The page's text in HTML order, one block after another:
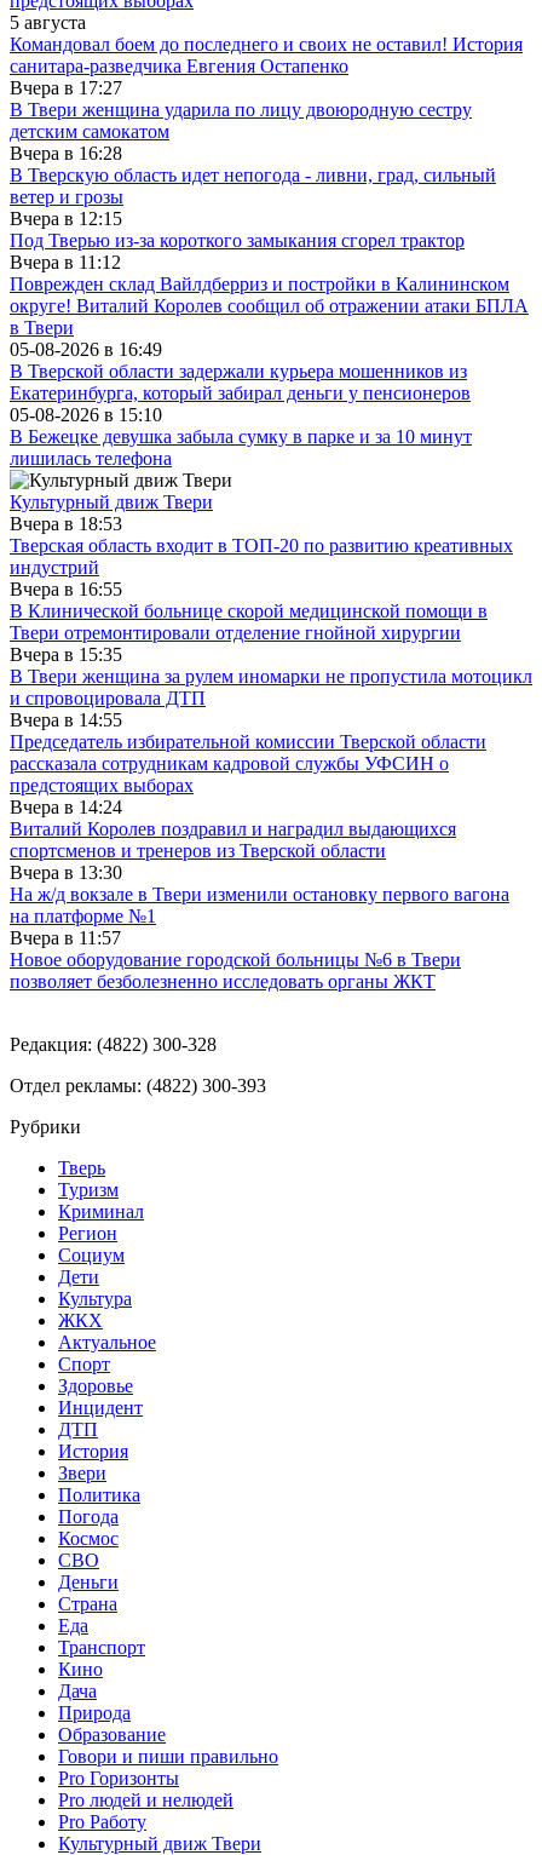
5 августа
Командовал боем до последнего и своих не оставил! История
санитара-разведчика Евгения Остапенко
Вчера в 17:27
В Твери женщина ударила по лицу двоюродную сестру
детским самокатом
Вчера в 16:28
В Тверскую область идет непогода - ливни, град, сильный
ветер и грозы
Вчера в 12:15
Под Тверью из-за короткого замыкания сгорел трактор
Вчера в 11:12
Поврежден склад Вайлдберриз и постройки в Калининском
округе! Виталий Королев сообщил об отражении атаки БПЛА
в Твери
05-08-2026 в 16:49
В Тверской области задержали курьера мошенников из
Екатеринбурга, который забирал деньги у пенсионеров
05-08-2026 в 15:10
В Бежецке девушка забыла сумку в парке и за 10 минут
лишилась телефона
Культурный движ Твери
Вчера в 18:53
Тверская область входит в ТОП-20 по развитию креативных
индустрий
Вчера в 16:55
В Клинической больнице скорой медицинской помощи в
Твери отремонтировали отделение гнойной хирургии
Вчера в 15:35
В Твери женщина за рулем иномарки не пропустила мотоцикл
и спровоцировала ДТП
Вчера в 14:55
Председатель избирательной комиссии Тверской области
рассказала сотрудникам кадровой службы УФСИН о
предстоящих выборах
Вчера в 14:24
Виталий Королев поздравил и наградил выдающихся
спортсменов и тренеров из Тверской области
Вчера в 13:30
На ж/д вокзале в Твери изменили остановку первого вагона
на платформе №1
Вчера в 11:57
Новое оборудование городской больницы №6 в Твери
позволяет безболезненно исследовать органы ЖКТ
Редакция: (4822) 300-328
Отдел рекламы: (4822) 300-393
Рубрики
Тверь
Туризм
Криминал
Регион
Социум
Дети
Культура
ЖКХ
Актуальное
Спорт
Здоровье
Инцидент
ДТП
История
Звери
Политика
Погода
Космос
СВО
Деньги
Страна
Еда
Транспорт
Кино
Дача
Природа
Образование
Говори и пиши правильно
Pro Горизонты
Pro людей и нелюдей
Pro Работу
Культурный движ Твери